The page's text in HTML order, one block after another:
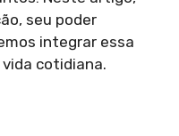
seu poder
integrar essa
cotidiana.